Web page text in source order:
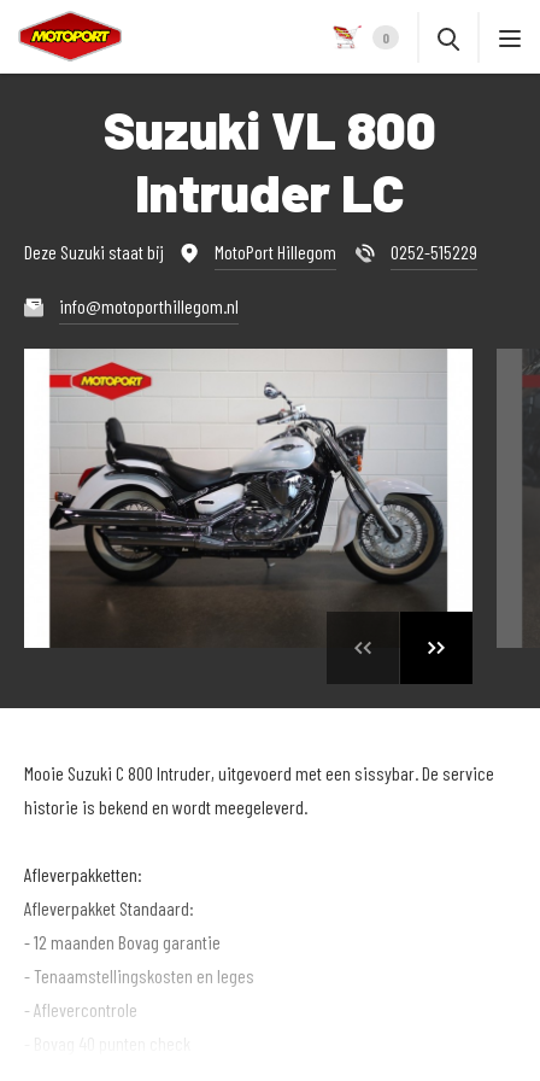
0
Suzuki VL 800
Intruder LC
Deze Suzuki staat bij MotoPort Hillegom 0252-515229
info@motoporthillegom.nl
Mooie Suzuki C 800 Intruder, uitgevoerd met een sissybar. De service
historie is bekend en wordt meegeleverd.
Afleverpakketten:
Afleverpakket Standaard:
- 12 maanden Bovag garantie
- Tenaamstellingskosten en leges
- Aflevercontrole
- Bovag 40 punten check